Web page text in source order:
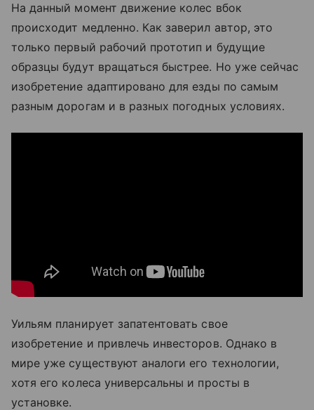
На данный момент движение колес вбок
происходит медленно. Как заверил автор, это
только первый рабочий прототип и будущие
образцы будут вращаться быстрее. Но уже сейчас
изобретение адаптировано для езды по самым
разным дорогам и в разных погодных условиях.
Уильям планирует запатентовать свое
изобретение и привлечь инвесторов. Однако в
мире уже существуют аналоги его технологии,
хотя его колеса универсальны и просты в
установке.